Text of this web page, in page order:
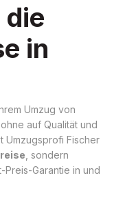
die
in
Umzug von
auf Qualität und
Umzugsprofi Fischer
, sondern
Garantie in und